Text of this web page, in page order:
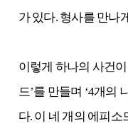
가 있다. 형사를 만나
이렇게 하나의 사건
드’를 만들며 ‘4개의
다. 이 네 개의 에피소